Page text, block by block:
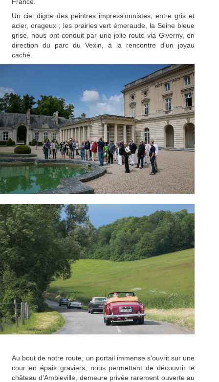
Un ciel digne des peintres impressionnistes, entre gris et
acier, orageux ; les prairies vert émeraude, la Seine bleue
grise, nous ont conduit par une jolie route via Giverny, en
direction du parc du Vexin, à la rencontre d'un joyau
caché.
Au bout de notre route, un portail immense s'ouvrit sur une
cour en épais graviers, nous permettant de découvrir le
château d'Ambleville, demeure privée rarement ouverte au